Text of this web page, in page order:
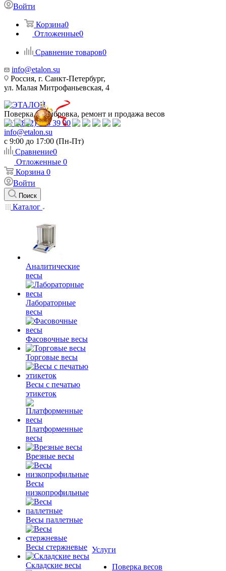
Войти
Корзина0
Отложенные0
Сравнение товаров0
info@etalon.su
Россия, г. Санкт-Петербург,
ул. Малая Митрофаньевская, 4
Поверка, калибровка, ремонт и продажа весов
+7 (812) 448 39 00
info@etalon.su
c 9:00 до 17:00 (Пн-Пт)
Сравнение0
Отложенные 0
Корзина 0
Войти
Поиск
Каталог
Аналитические
весы
Лабораторные
весы
Фасовочные весы
Торговые весы
Весы с печатью
этикеток
Платформенные
весы
Врезные весы
Весы
низкопрофильные
Весы паллетные
Весы стержневые
Складские весы
Услуги
Поверка весов